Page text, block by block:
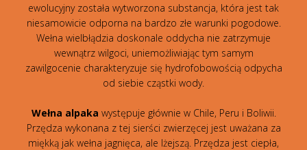
ewolucyjny została wytworzona substancja, która jest tak
niesamowicie odporna na bardzo złe warunki pogodowe.
Wełna wielbłądzia doskonale oddycha nie zatrzymuje
wewnątrz wilgoci, uniemożliwiając tym samym
zawilgocenie charakteryzuje się hydrofobowością odpycha
od siebie cząstki wody.
Wełna alpaka występuje głównie w Chile, Peru i Boliwii.
Przędza wykonana z tej sierści zwierzęcej jest uważana za
miękką jak wełna jagnięca, ale lżejszą. Przędza jest ciepła,